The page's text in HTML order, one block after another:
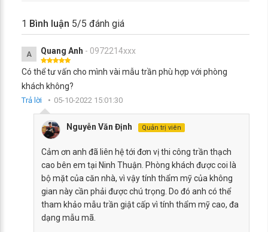
1 Bình luận 5/5 đánh giá
A Quang Anh - 0972214xxx
Có thể tư vấn cho mình vài mẫu trần phù hợp với phòng
khách không?
Trả lời 05-10-2022 15:01:30
Nguyễn Văn Định Quản trị viên
Cảm ơn anh đã liên hệ tới đơn vị thi công trần thạch
cao bên em tại Ninh Thuận. Phòng khách được coi là
bộ mặt của căn nhà, vì vậy tính thẩm mỹ của không
gian này cần phải được chú trọng. Do đó anh có thể
tham khảo mẫu trần giật cấp vì tính thẩm mỹ cao, đa
dạng mẫu mã.